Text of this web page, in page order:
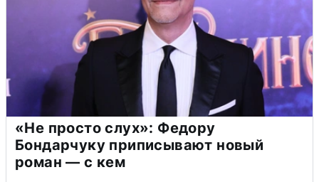
«Не просто слух»: Федору
Бондарчуку приписывают новый
роман — с кем